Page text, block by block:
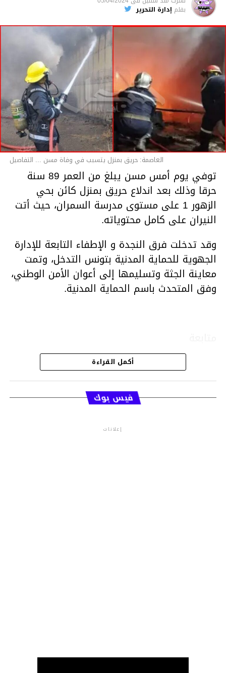
قسم الاخبار
بقلم إدارة التحرير
العاصمة: حريق بمنزل يتسبب في وفاة مسن ... التفاصيل
توفي يوم أمس مسن يبلغ من العمر 89 سنة
حرقا وذلك بعد اندلاع حريق بمنزل كائن بحي
الزهور 1 على مستوى مدرسة السمران، حيث أتت
النيران على كامل محتوياته.
وقد تدخلت فرق النجدة و الإطفاء التابعة للإدارة
الجهوية للحماية المدنية بتونس التدخل، وتمت
معاينة الجثة وتسليمها إلى أعوان الأمن الوطني،
وفق المتحدث باسم الحماية المدنية.
قسم الاخبار
أكمل القراءة
فيس بوك
إعلانات